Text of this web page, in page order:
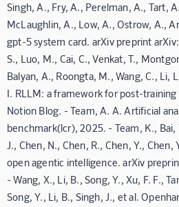
Singh, A., Fry, A., Perelman, A., Tart,
McLaughlin, A., Low, A., Ostrow, A.,
gpt-5 system card. arXiv preprint
S., Luo, M., Cai, C., Venkat, T.,
Balyan, A., Roongta, M., Wang, C., Li,
I. RLLM: a framework for post-
Notion Blog. - Team, A. A. Artificial
benchmark(lcr), 2025. - Team, K., Bai,
J., Chen, N., Chen, R., Chen, Y., Chen,
open agentic intelligence. arXiv
- Wang, X., Li, B., Song, Y., Xu, F. F.,
Song, Y., Li, B., Singh, J., et al.